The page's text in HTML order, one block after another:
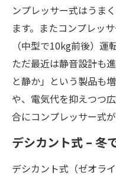
ンプレッサー式はうま
ます。またコンプレッ
（中型で10kg前後）運
ただ最近は静音設計も
と静か」という製品も
や、電気代を抑えつつ
合にコンプレッサー式が
デシカント式 – 冬
デシカント式（ゼオラ